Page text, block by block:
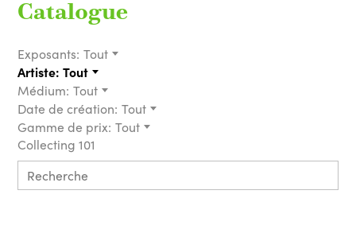
Catalogue
Exposants: Tout
Artiste: Tout
Médium: Tout
Date de création: Tout
Gamme de prix: Tout
Collecting 101